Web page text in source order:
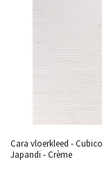
Cara vloerkleed -
Japandi - Crème